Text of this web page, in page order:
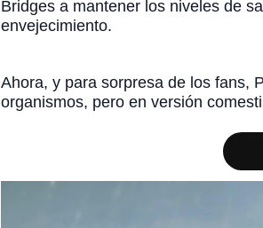
Bridges a mantener los niveles de
envejecimiento.
Ahora, y para sorpresa de los fans,
organismos, pero en versión